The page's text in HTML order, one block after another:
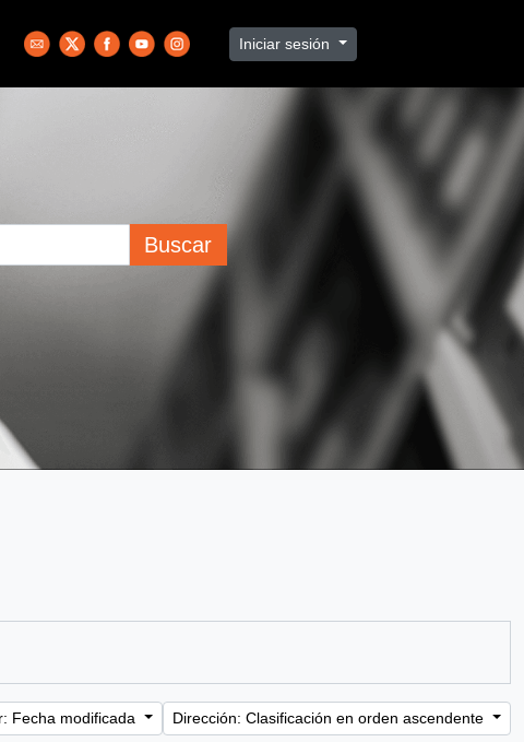
Iniciar sesión
Buscar
Fecha modificada Dirección: Clasificación en orden ascendente